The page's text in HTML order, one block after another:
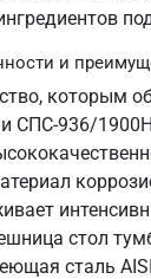
и
которым
СПС-936/
стол
сталь